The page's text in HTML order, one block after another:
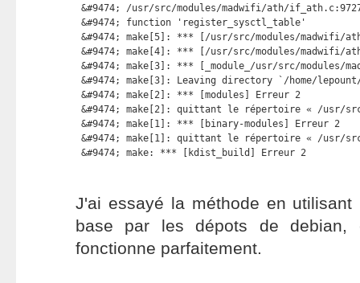
&#9474; /usr/src/modules/madwifi/ath/
&#9474; function 'register_sysctl_table'
&#9474; make[5]: *** [/usr/src/modules/
&#9474; make[4]: *** [/usr/src/modules/
&#9474; make[3]: *** [_module_/usr/src/
&#9474; make[3]: Leaving directory `/home/
&#9474; make[2]: *** [modules] Erreur 2
&#9474; make[2]: quittant le répertoire « /usr/
&#9474; make[1]: *** [binary-modules]
&#9474; make[1]: quittant le répertoire « /usr/
&#9474; make: *** [kdist_build] Erreur 2
J'ai essayé la méthode en
base par les dépots de debian,
fonctionne parfaitement.